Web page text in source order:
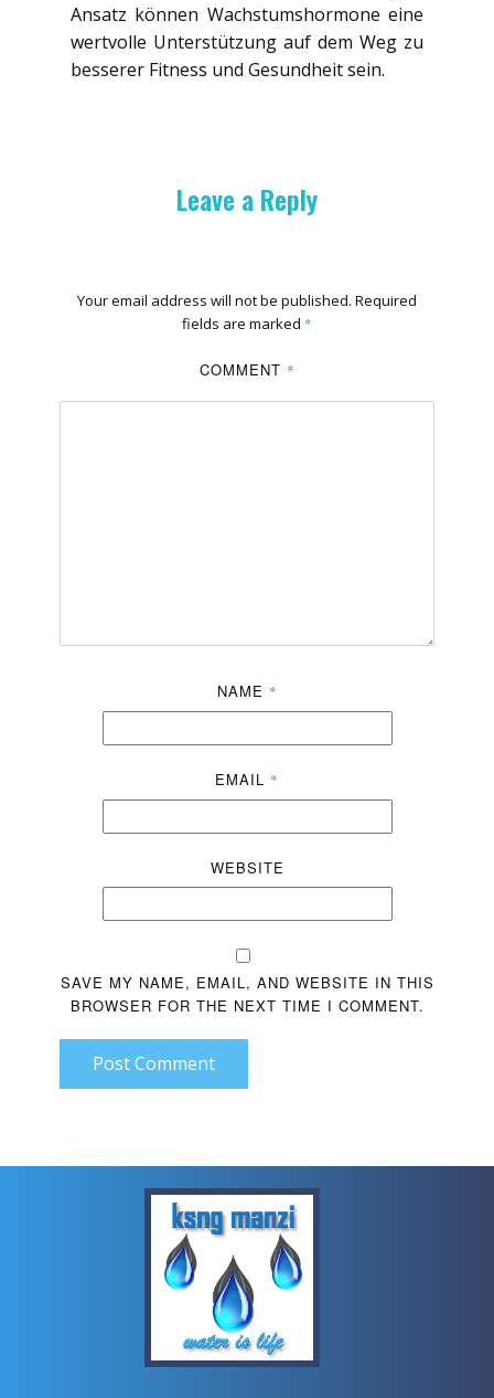
Ansatz können Wachstumshormone eine
wertvolle Unterstützung auf dem Weg zu
besserer Fitness und Gesundheit sein.
Leave a Reply
Your email address will not be published. Required
fields are marked *
COMMENT *
NAME *
EMAIL *
WEBSITE
SAVE MY NAME, EMAIL, AND WEBSITE IN THIS
BROWSER FOR THE NEXT TIME I COMMENT.
Post Comment